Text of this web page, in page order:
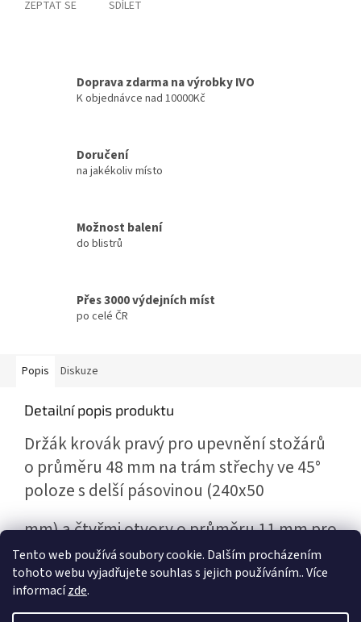
Tento web používá soubory cookie. Dalším procházením
tohoto webu vyjadřujete souhlas s jejich používáním.. Více
informacízde.
ZEPTAT SE SDÍLET
Doprava zdarma na výrobky IVO
K objednávce nad 10000Kč
Doručení
na jakékoliv místo
Možnost balení
do blistrů
Přes 3000 výdejních míst
po celé ČR
Popis Diskuze
Detailní popis produktu
Držák krovák pravý pro upevnění stožárů
o průměru 48 mm na trám střechy ve 45°
polozes delší pásovinou (240x50
mm) a čtyřmi otvory o průměru 11 mm pro
šrouby.Povrchově upraveno zinkem.